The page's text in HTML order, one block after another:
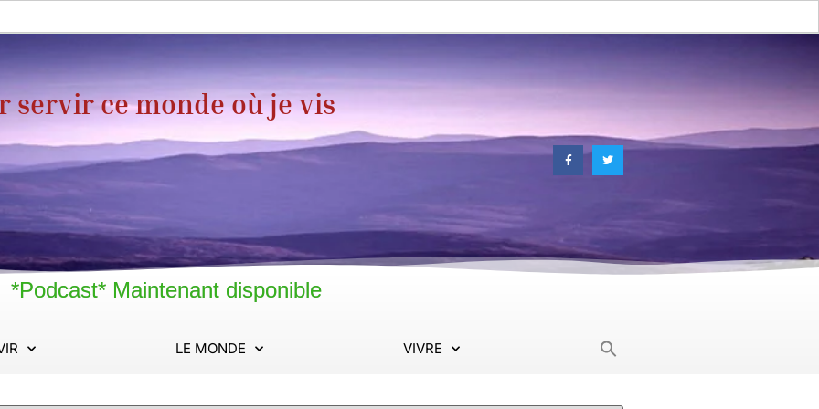
servir ce monde où je vis
*Podcast* Maintenant disponible
LE MONDE VIVRE